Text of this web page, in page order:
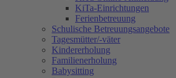
KiTa-Einrichtungen
Ferienbetreuung
Schulische Betreuungsangebote
Tagesmütter/-väter
Kindererholung
Familienerholung
Babysitting